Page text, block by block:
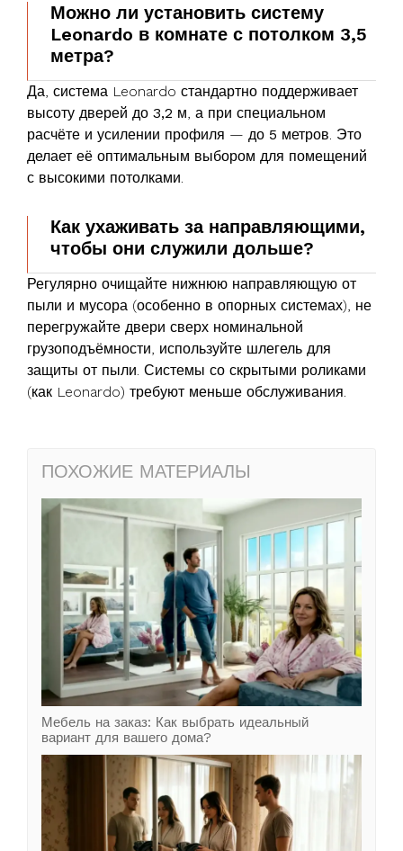
Можно ли установить систему
Leonardo в комнате с потолком 3,5
метра?
Да, система Leonardo стандартно поддерживает
высоту дверей до 3,2 м , а при специальном
расчёте и усилении профиля — до 5 метров . Это
делает её оптимальным выбором для помещений
с высокими потолками.
Как ухаживать за направляющими,
чтобы они служили дольше?
Регулярно очищайте нижнюю направляющую от
пыли и мусора (особенно в опорных системах), не
перегружайте двери сверх номинальной
грузоподъёмности, используйте шлегель для
защиты от пыли. Системы со скрытыми роликами
(как Leonardo) требуют меньше обслуживания.
ПОХОЖИЕ МАТЕРИАЛЫ
Мебель на заказ: Как выбрать идеальный
вариант для вашего дома?